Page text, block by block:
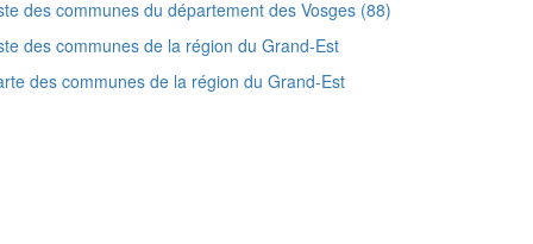
des communes du département des Vosges (88)
des communes de la région du Grand-Est
des communes de la région du Grand-Est